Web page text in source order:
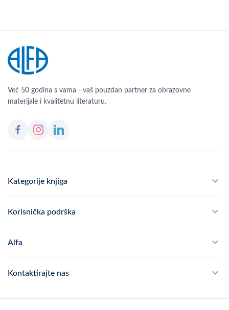
Već 50 godina s vama - vaš pouzdan partner za obrazovne
materijale i kvalitetnu literaturu.
Kategorije knjiga
Školski program
Korisnička podrška
Često postavljana pitanja
Alfa
Politika privatnosti
Kontaktirajte nas